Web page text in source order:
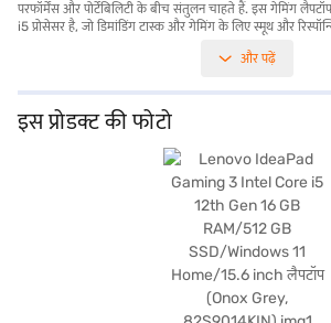
परफॉर्मेंस और पोर्टेबिलिटी के बीच संतुलन चाहते हैं. इस गेमिंग
i5 प्रोसेसर है, जो डिमांडिंग टास्क और गेमिंग के लिए स्मूथ और
चला सकते हैं. 512 GB SSD फास्ट स्टोरेज और क्विक बूट-अप
GB तक की समर्पित ग्राफिक्स मेमोरी बेहतरीन ग्राफिक्स परफॉर्मेंस
होम पर चलने वाले, आपको लेटेस्ट फीचर और यूज़र-फ्रेंडली इंटरफेस
फिनिश में, Lenovo IdeaPad Gaming 3 एक स्लीक और
गेमर्स, छात्रों और प्रोफेशनल के लिए आदर्श है जिन्हें काम और खेल
पावरफुल लैपटॉप की आवश्यकता है. Lenovo IdeaPad
Gen 16 GB RAM 512 GB SSD Windows 11 होम 15.6-
जानें. अपना पसंदीदा वेरिएंट चुनने के बाद, आप बजाज मॉल पर
फाइनेंस पार्टनर स्टोर से खरीद सकते हैं. कुछ चरणों में अपनी योग्यता
फाइनेंशियल तनाव के अपने पसंदीदा सामान खरीदें.
और पढ़ें
इस प्रोडक्ट की फोटो